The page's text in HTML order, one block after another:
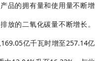
品的拥有量和使用量不断增
放的二氧化碳量不断增长。
亿千瓦时增至257.14亿